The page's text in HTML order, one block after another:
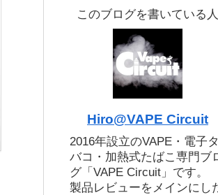
このブログを書いている人
Hiro@VAPE Circuit
2016年設立のVAPE・電子タ
バコ・加熱式たばこ専門ブ
グ「VAPE Circuit」です。
製品レビューをメインにし